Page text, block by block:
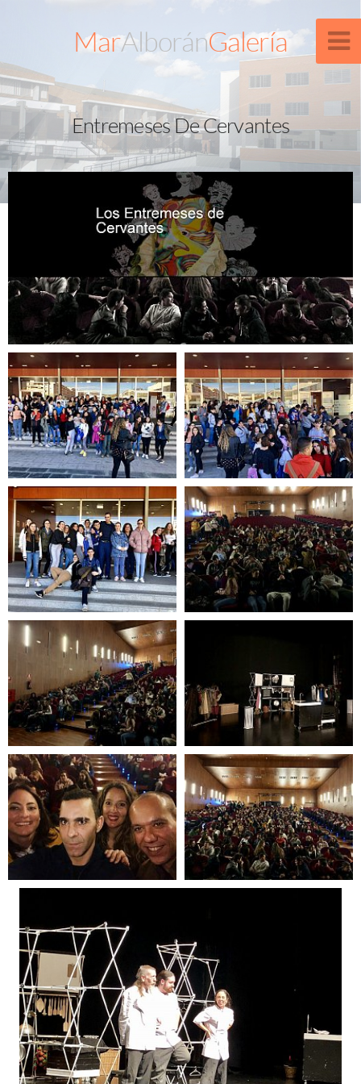
MarAlboránGalería
Entremeses De Cervantes